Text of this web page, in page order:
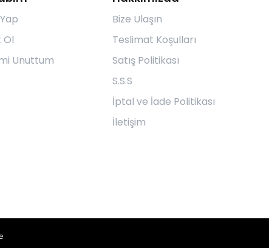
Ol
Unuttum
Bize Ulaşın
Teslimat Koşulları
Satış Politikası
S.S.S
İptal ve İade Politikası
İletişim